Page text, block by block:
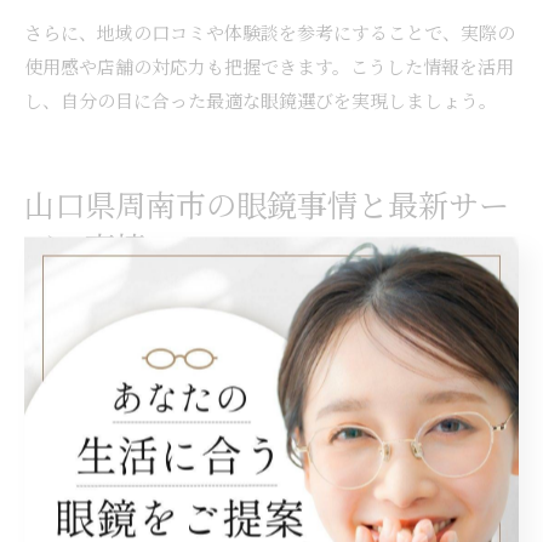
さらに、地域の口コミや体験談を参考にすることで、実際の
使用感や店舗の対応力も把握できます。こうした情報を活用
し、自分の目に合った最適な眼鏡選びを実現しましょう。
山口県周南市の眼鏡事情と最新サー
ビス事情
周南市の最新眼鏡サービス情報を解説
周南市では、最新の眼鏡サービスが続々と導入されていま
す。特に視力測定機器の進化や、専門スタッフによる丁寧な
カウンセリングが特徴です。最新設備を活用することで、よ
り正確な視力測定が可能となり、自分の目にぴったり合った